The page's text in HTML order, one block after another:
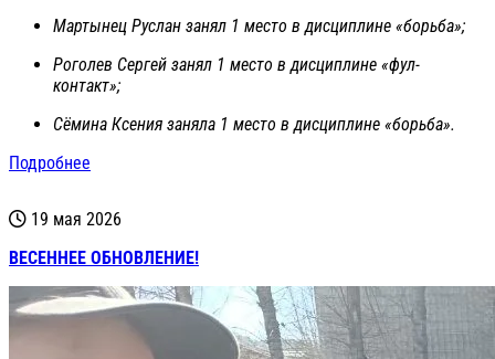
Мартынец Руслан занял 1 место в дисциплине «борьба»;
Роголев Сергей занял 1 место в дисциплине «фул-
контакт»;
Сёмина Ксения заняла 1 место в дисциплине «борьба».
Подробнее
19 мая 2026
ВЕСЕННЕЕ ОБНОВЛЕНИЕ!